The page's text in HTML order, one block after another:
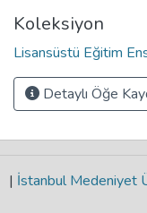
Koleksiyon
Lisansüstü Eğitim
Detaylı Öğe
| İstanbul Medeniyet